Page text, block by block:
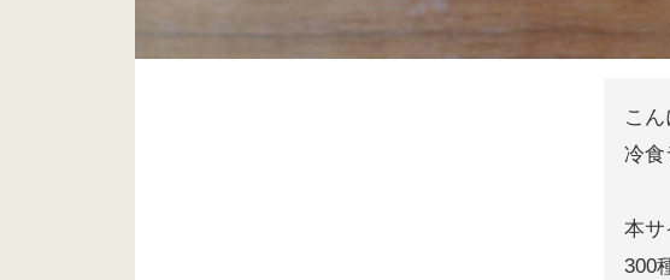
こん
冷食
本サ
300